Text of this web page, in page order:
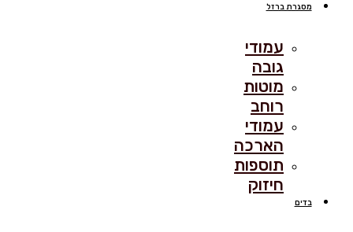
מסגרת ברזל
עמודי
גובה
מוטות
רוחב
עמודי
הארכה
תוספות
חיזוק
בדים